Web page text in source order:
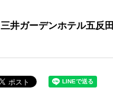
三井ガーデンホテル五反田